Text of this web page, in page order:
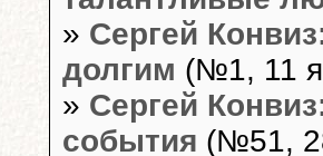
» Сергей
долгим (№1, 11
» Сергей
события (№51,